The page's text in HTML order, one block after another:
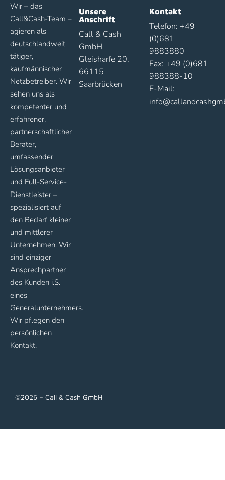
Wir – das
Call&Cash-Team –
agieren als
deutschlandweit
tätiger,
kaufmännischer
Netzbetreiber. Wir
sehen uns als
kompetenter und
erfahrener,
partnerschaftlicher
Berater,
umfassender
Lösungsanbieter
und Full-Service-
Dienstleister –
spezialisiert auf
den Bedarf kleiner
und mittlerer
Unternehmen. Wir
sind einziger
Ansprechpartner
des Kunden i.S.
eines
Generalunternehmers.
Wir pflegen den
persönlichen
Kontakt.
Unsere
Anschrift
Call & Cash
GmbH
Gleisharfe 20,
66115
Saarbrücken
Kontakt
Telefon: +49
(0)681
9883880
Fax: +49 (0)681
988388-10
E-Mail:
©2026 – Call & Cash GmbH